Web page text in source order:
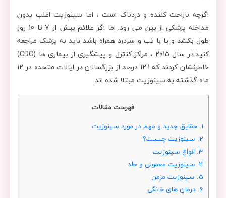
اگرچه ناراحت کننده و دردناک است ، اما سینوزیت اغلب بدون
مداخله پزشکی از بین می رود. اما اگر علائم بیش از 7 تا 10 روز
طول بکشد و یا با تب و سردرد همراه باشد باید به پزشک مراجعه
کنید.در سال 2015 ، مراکز کنترل و پیشگیری از بیماری ها (CDC)
خاطرنشان کردند که 12.1 درصد از بزرگسالان در ایالات متحده در 12
ماه گذشته به سینوزیت مبتلا شده اند.
فهرست مقالات
1. حقایق جدید و مهم در مورد سینوزیت
2. سینوزیت چیست؟
3. انواع سینوزیت
4. سینوزیت معمولی و حاد
5. سینوزیت مزمن
6. درمان های خانگی